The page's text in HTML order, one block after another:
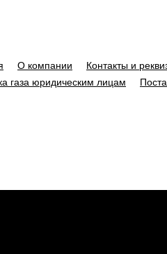
О компании
Контакты и
газа юридическим лицам